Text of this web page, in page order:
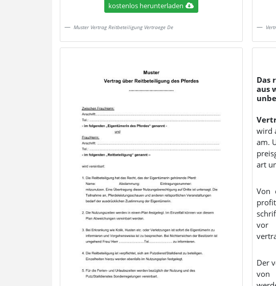
kostenlos herunterladen
Muster Vertrag Reitbeteiligung Vertraege De
Das
aus
wird
am. Und endet am. Wettbewerben aufteilung von
art
Von
profitieren.
schriftform. Ein
vor
Der
von